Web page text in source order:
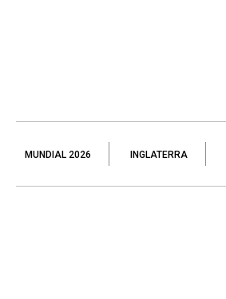
MUNDIAL 2026 INGLATERRA